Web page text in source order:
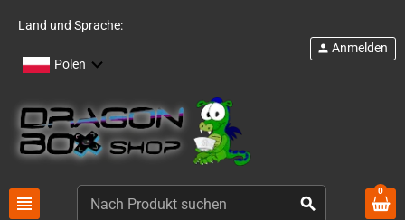
Land und Sprache:
Polen
view_headline search
person Anmelden
0